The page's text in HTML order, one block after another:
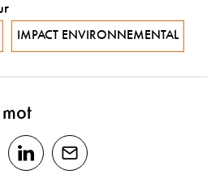
IMPACT ENVIRONNEMENTAL